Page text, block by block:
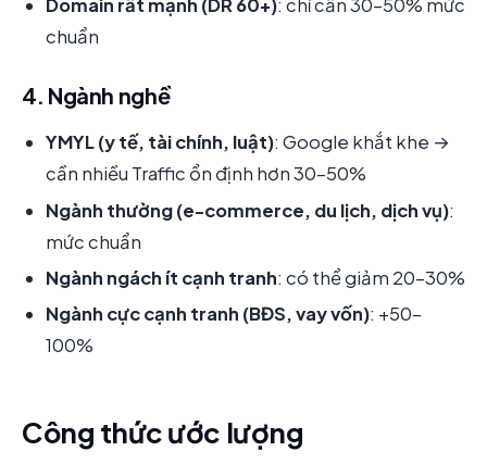
Domain rất mạnh (DR 60+): chỉ cần 30-50% mức
chuẩn
4. Ngành nghề
YMYL (y tế, tài chính, luật): Google khắt khe →
cần nhiều Traffic ổn định hơn 30-50%
Ngành thường (e-commerce, du lịch, dịch vụ):
mức chuẩn
Ngành ngách ít cạnh tranh: có thể giảm 20-30%
Ngành cực cạnh tranh (BĐS, vay vốn): +50-
100%
Công thức ước lượng